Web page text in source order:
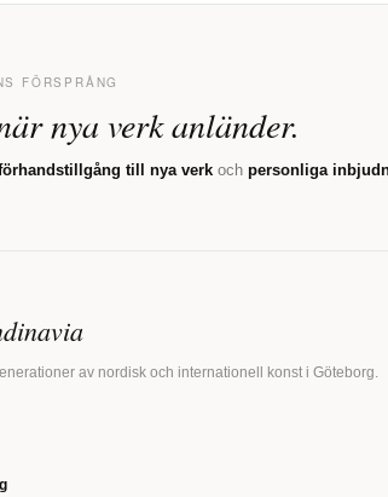
FÖRSPRÅNG
nya verk anländer.
till nya verk och personliga
av nordisk och internationell konst i Göteborg.